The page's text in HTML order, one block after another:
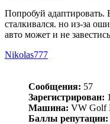
Попробуй адаптировать.
сталкивался. но из-за
авто может и не
Nikolas777
Сообщения: 57
Зарегистрирован:
Машина: VW Golf
Баллы репутации: